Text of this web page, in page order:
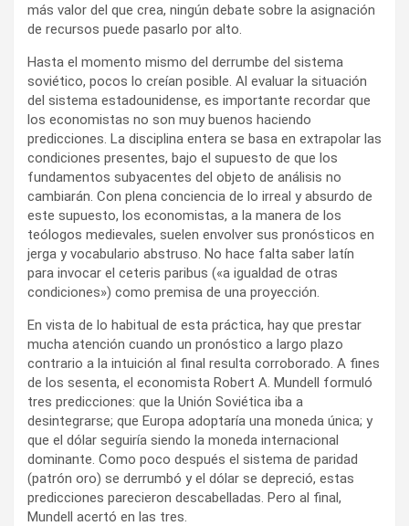
más valor del que crea, ningún debate sobre la asignación
de recursos puede pasarlo por alto.
Hasta el momento mismo del derrumbe del sistema
soviético, pocos lo creían posible. Al evaluar la situación
del sistema estadounidense, es importante recordar que
los economistas no son muy buenos haciendo
predicciones. La disciplina entera se basa en extrapolar las
condiciones presentes, bajo el supuesto de que los
fundamentos subyacentes del objeto de análisis no
cambiarán. Con plena conciencia de lo irreal y absurdo de
este supuesto, los economistas, a la manera de los
teólogos medievales, suelen envolver sus pronósticos en
jerga y vocabulario abstruso. No hace falta saber latín
para invocar el ceteris paribus («a igualdad de otras
condiciones») como premisa de una proyección.
En vista de lo habitual de esta práctica, hay que prestar
mucha atención cuando un pronóstico a largo plazo
contrario a la intuición al final resulta corroborado. A fines
de los sesenta, el economista Robert A. Mundell formuló
tres predicciones: que la Unión Soviética iba a
desintegrarse; que Europa adoptaría una moneda única; y
que el dólar seguiría siendo la moneda internacional
dominante. Como poco después el sistema de paridad
(patrón oro) se derrumbó y el dólar se depreció, estas
predicciones parecieron descabelladas. Pero al final,
Mundell acertó en las tres.